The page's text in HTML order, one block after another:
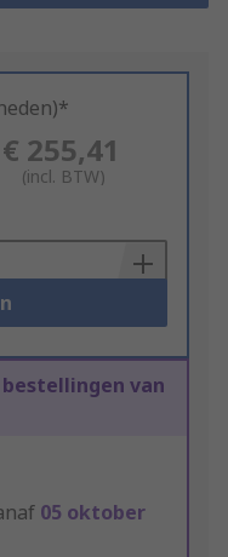
€ 255,41
(incl. BTW)
bestellingen van
05 oktober